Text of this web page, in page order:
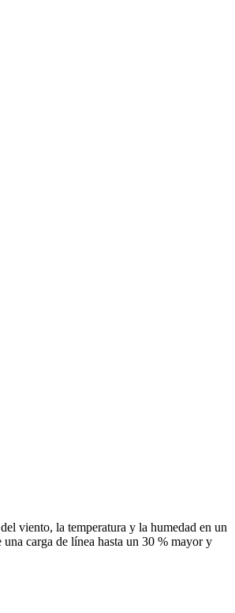
viento, la temperatura y la humedad en un
carga de línea hasta un 30 % mayor y